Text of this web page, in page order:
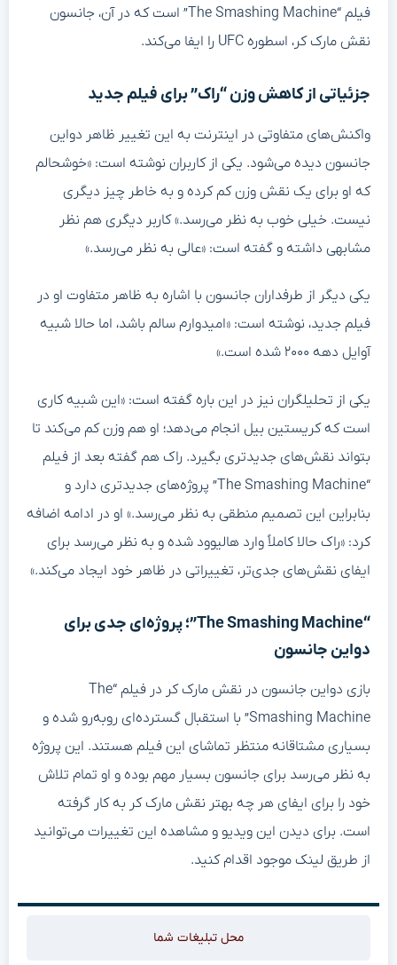
فیلم “The Smashing Machine” است که در آن، جانسون
نقش مارک کر، اسطوره UFC را ایفا می‌کند.
جزئیاتی از کاهش وزن “راک” برای فیلم جدید
واکنش‌های متفاوتی در اینترنت به این تغییر ظاهر دواین
جانسون دیده می‌شود. یکی از کاربران نوشته است: «خوشحالم
که او برای یک نقش وزن کم کرده و به خاطر چیز دیگری
نیست. خیلی خوب به نظر می‌رسد.» کاربر دیگری هم نظر
مشابهی داشته و گفته است: «عالی به نظر می‌رسد.»
یکی دیگر از طرفداران جانسون با اشاره به ظاهر متفاوت او در
فیلم جدید، نوشته است: «امیدوارم سالم باشد، اما حالا شبیه
آوایل دهه ۲۰۰۰ شده است.»
یکی از تحلیلگران نیز در این باره گفته است: «این شبیه کاری
است که کریستین بیل انجام می‌دهد؛ او هم وزن کم می‌کند تا
بتواند نقش‌های جدیدتری بگیرد. راک هم گفته بعد از فیلم
“The Smashing Machine” پروژه‌های جدیدتری دارد و
بنابراین این تصمیم منطقی به نظر می‌رسد.» او در ادامه اضافه
کرد: «راک حالا کاملاً وارد هالیوود شده و به نظر می‌رسد برای
ایفای نقش‌های جدی‌تر، تغییراتی در ظاهر خود ایجاد می‌کند.»
“The Smashing Machine”؛ پروژه‌ای جدی برای
دواین جانسون
بازی دواین جانسون در نقش مارک کر در فیلم “The
Smashing Machine” با استقبال گسترده‌ای روبه‌رو شده و
بسیاری مشتاقانه منتظر تماشای این فیلم هستند. این پروژه
به نظر می‌رسد برای جانسون بسیار مهم بوده و او تمام تلاش
خود را برای ایفای هر چه بهتر نقش مارک کر به کار گرفته
است. برای دیدن این ویدیو و مشاهده این تغییرات می‌توانید
از طریق لینک موجود اقدام کنید.
محل تبلیغات شما